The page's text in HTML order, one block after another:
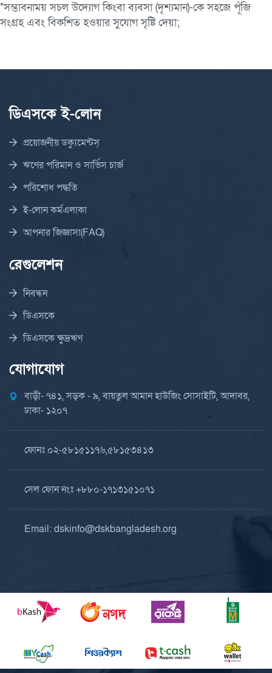
*সম্ভাবনাময় সচল উদ্যোগ কিংবা ব্যবসা (দৃশ্যমান)-কে সহজে পূঁজি
সংগ্রহ এবং বিকশিত হওয়ার সুযোগ সৃষ্টি দেয়া;
ডিএসকে ই-লোন
প্রয়োজনীয় ডক্যুমেন্টস্
ঋণের পরিমান ও সার্ভিস চার্জ
পরিশোধ পদ্ধতি
ই-লোন কর্মএলাকা
আপনার জিজ্ঞাসা(FAQ)
রেগুলেশন
নিবন্ধন
ডিএসকে
ডিএসকে ক্ষুদ্রঋণ
যোগাযোগ
বাড়ী- ৭৪১, সড়ক - ৯, বায়তুল আমান হাউজিং সোসাইটি, আদাবর,
ঢাকা- ১২০৭
ফোনঃ ০২-৫৮১৫১১৭৬,৫৮১৫৩৪১৩
সেল ফোন নংঃ +৮৮০-১৭১৩১৫১০৭১
Email: dskinfo@dskbangladesh.org